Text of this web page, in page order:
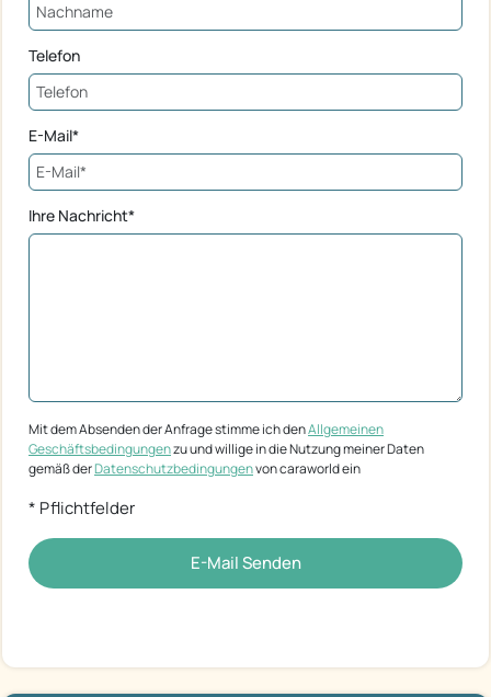
Telefon
E-Mail*
Ihre Nachricht*
Mit dem Absenden der Anfrage stimme ich denAllgemeinen
Geschäftsbedingungenzu und willige in die Nutzung meiner Daten
gemäß derDatenschutzbedingungenvon caraworld ein
* Pflichtfelder
E-Mail Senden